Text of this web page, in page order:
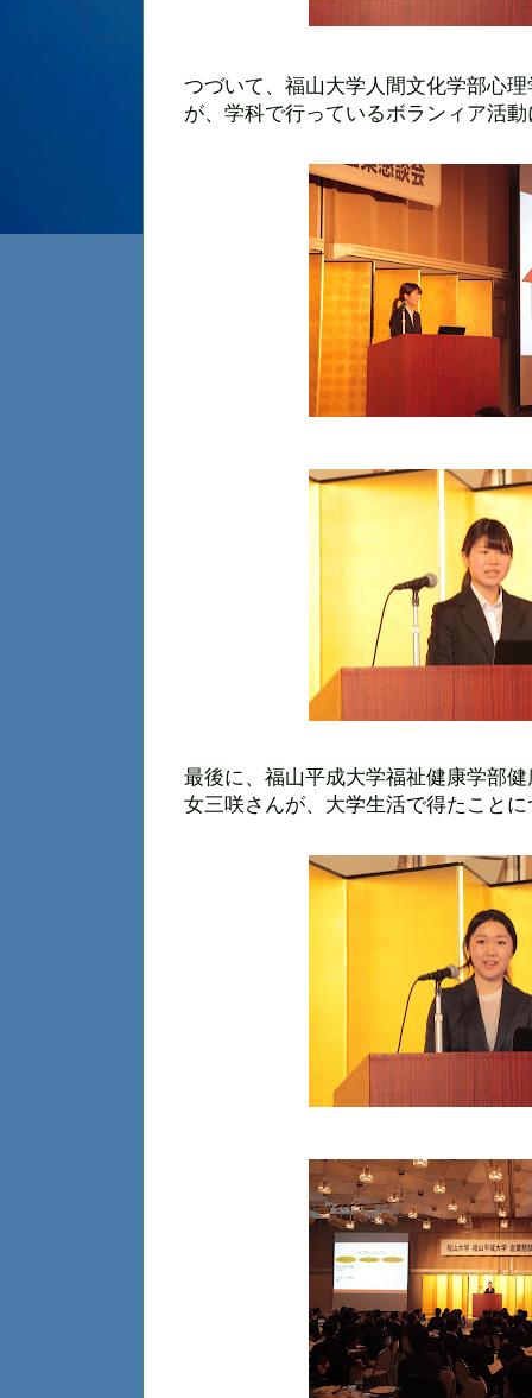
つづいて、福山大学人間文化学部心
が、学科で行っているボランィア活
最後に、福山平成大学福祉健康学部
女三咲さんが、大学生活で得たこと